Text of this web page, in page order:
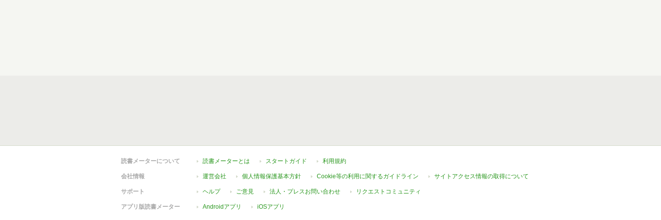
読書メーターについて 読書メーターとは スタートガイド 利用規約
会社情報 運営会社 個人情報保護基本方針 Cookie等の利用に関するガイドライン サイトアクセス情報の取得について
サポート ヘルプ ご意見 法人・プレスお問い合わせ リクエストコミュニティ
アプリ版読書メーター Androidアプリ iOSアプリ